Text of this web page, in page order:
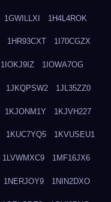
1GWILLXI 1H4L4ROK
1HR93CXT 1I70CGZX
1IOKJ9IZ 1IOWA7OG
1JKQPSW2 1JL35ZZ0
1KJONM1Y 1KJVH227
1KUC7YQ5 1KVUSEU1
1LVWMXC9 1MF16JX6
1NERJOY9 1NIN2DXO